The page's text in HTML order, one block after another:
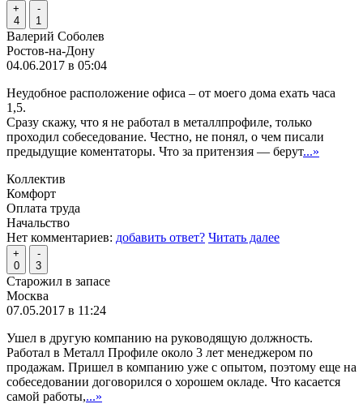
+
4
-
1
Валерий Соболев
Ростов-на-Дону
04.06.2017 в 05:04
Неудобное расположение офиса – от моего дома ехать часа
1,5.
Сразу скажу, что я не работал в металлпрофиле, только
проходил собеседование. Честно, не понял, о чем писали
предыдущие коментаторы. Что за притензия — берут...»
Коллектив
Комфорт
Оплата труда
Начальство
Нет комментариев: добавить ответ? Читать далее
+
0
-
3
Старожил в запасе
Москва
07.05.2017 в 11:24
Ушел в другую компанию на руководящую должность.
Работал в Металл Профиле около 3 лет менеджером по
продажам. Пришел в компанию уже с опытом, поэтому еще на
собеседовании договорился о хорошем окладе. Что касается
самой работы,...»